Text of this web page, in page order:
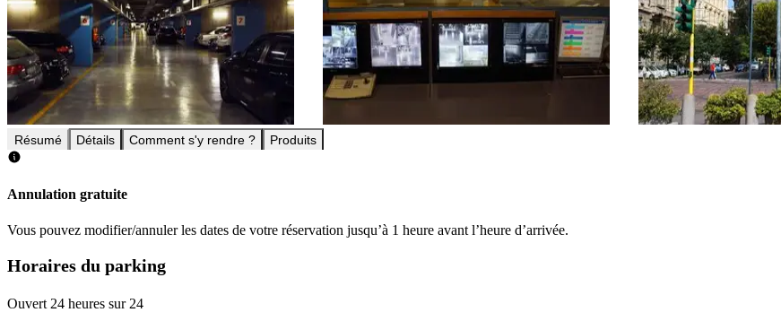
Résumé Détails Comment s'y rendre ? Produits
Annulation gratuite
Vous pouvez modifier/annuler les dates de votre réservation jusqu’à 1 heure avant l’heure d’arrivée.
Horaires du parking
Ouvert 24 heures sur 24